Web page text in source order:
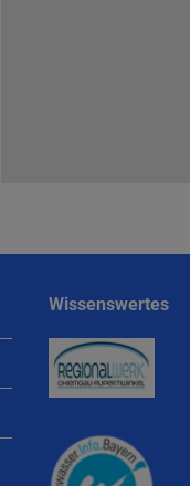
Wissenswertes